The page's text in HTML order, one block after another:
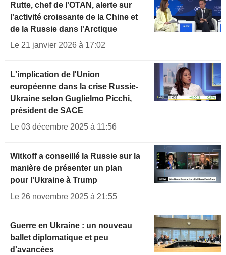
Rutte, chef de l'OTAN, alerte sur
l'activité croissante de la Chine et
de la Russie dans l'Arctique
Le 21 janvier 2026 à 17:02
L'implication de l'Union
européenne dans la crise Russie-
Ukraine selon Guglielmo Picchi,
président de SACE
Le 03 décembre 2025 à 11:56
Witkoff a conseillé la Russie sur la
manière de présenter un plan
pour l'Ukraine à Trump
Le 26 novembre 2025 à 21:55
Guerre en Ukraine : un nouveau
ballet diplomatique et peu
d'avancées